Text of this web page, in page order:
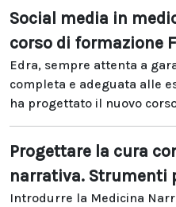
Social media in
corso di formazione
Edra, sempre attenta a
completa e adeguata alle
ha progettato il nuovo
Progettare la cura
narrativa. Strumenti
Introdurre la Medicina